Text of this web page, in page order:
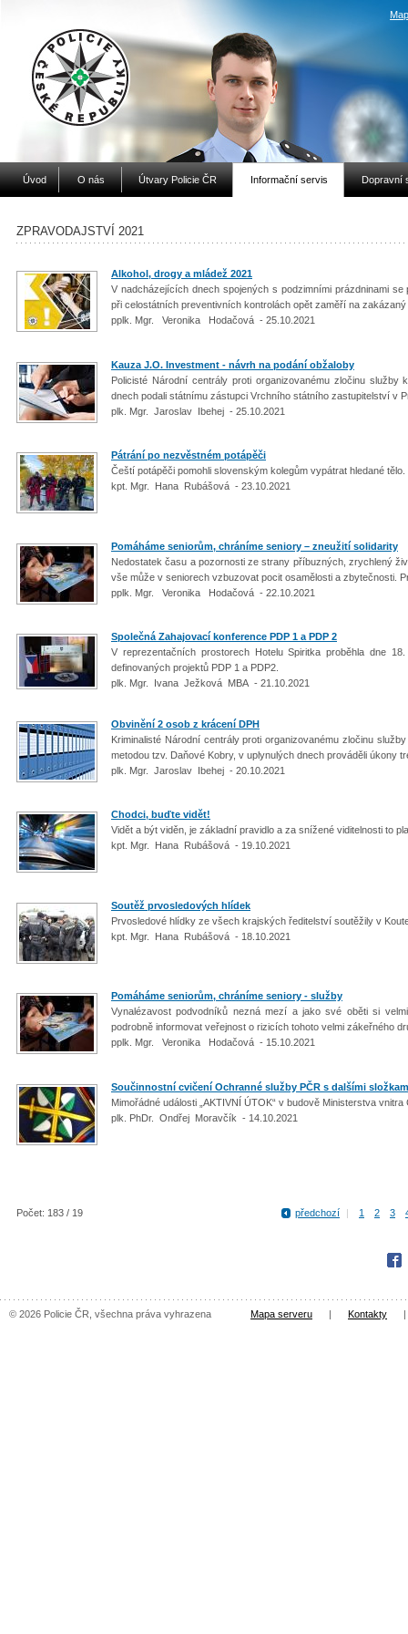
Úvod O nás Útvary Policie ČR Informační servis Dopravní
ZPRAVODAJSTVÍ 2021
Alkohol, drogy a mládež 2021
V nadcházejících dnech spojených s podzimními prázdninami
při celostátních preventivních kontrolách opět zaměří na
pplk. Mgr. Veronika Hodačová - 25.10.2021
Kauza J.O. Investment - návrh na podání obžaloby
Policisté Národní centrály proti organizovanému zločinu
dnech podali státnímu zástupci Vrchního státního zastupitelství v
plk. Mgr. Jaroslav Ibehej - 25.10.2021
Pátrání po nezvěstném potápěči
Čeští potápěči pomohli slovenským kolegům vypátrat hledané tělo.
kpt. Mgr. Hana Rubášová - 23.10.2021
Pomáháme seniorům, chráníme seniory – zneužití solidarity
Nedostatek času a pozornosti ze strany příbuzných, zrychlený
vše může v seniorech vzbuzovat pocit osamělosti a zbytečnosti.
pplk. Mgr. Veronika Hodačová - 22.10.2021
Společná Zahajovací konference PDP 1 a PDP 2
V reprezentačních prostorech Hotelu Spiritka proběhla dne
definovaných projektů PDP 1 a PDP2.
plk. Mgr. Ivana Ježková MBA - 21.10.2021
Obvinění 2 osob z krácení DPH
Kriminalisté Národní centrály proti organizovanému zločinu
metodou tzv. Daňové Kobry, v uplynulých dnech prováděli úkony
plk. Mgr. Jaroslav Ibehej - 20.10.2021
Chodci, buďte vidět!
Vidět a být viděn, je základní pravidlo a za snížené viditelnosti to
kpt. Mgr. Hana Rubášová - 19.10.2021
Soutěž prvosledových hlídek
Prvosledové hlídky ze všech krajských ředitelství soutěžily v
kpt. Mgr. Hana Rubášová - 18.10.2021
Pomáháme seniorům, chráníme seniory - služby
Vynalézavost podvodníků nezná mezí a jako své oběti si
podrobně informovat veřejnost o rizicích tohoto velmi zákeřného
pplk. Mgr. Veronika Hodačová - 15.10.2021
Součinnostní cvičení Ochranné služby PČR s dalšími
Mimořádné události „AKTIVNÍ ÚTOK“ v budově Ministerstva
plk. PhDr. Ondřej Moravčík - 14.10.2021
Počet: 183 / 19 předchozí | 1 2 3
© 2026 Policie ČR, všechna práva vyhrazena Mapa serveru | Kontakty |